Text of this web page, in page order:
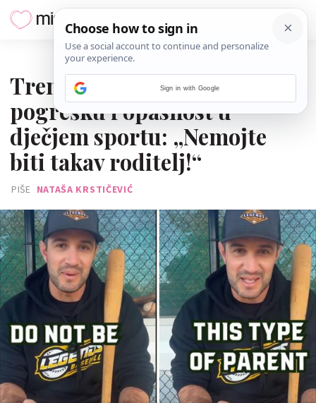
Trener upozorio na veliku
pogrešku i opasnost u
dječjem sportu: „Nemojte
biti takav roditelj!“
PIŠE NATAŠA KRSTIČEVIĆ
Sign in with Google